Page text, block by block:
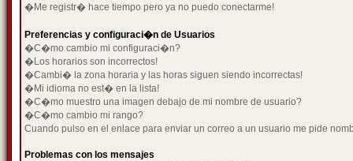
�Me registr� hace tiempo pero ya no puedo conectarme!
Preferencias y configuraci�n de Usuarios
�C�mo cambio mi configuraci�n?
�Los horarios son incorrectos!
�Cambi� la zona horaria y las horas siguen siendo incorrectas!
�Mi idioma no est� en la lista!
�C�mo muestro una imagen debajo de mi nombre de usuario?
�C�mo cambio mi rango?
Cuando pulso en el enlace para enviar un correo a un usuario me pide
Problemas con los mensajes